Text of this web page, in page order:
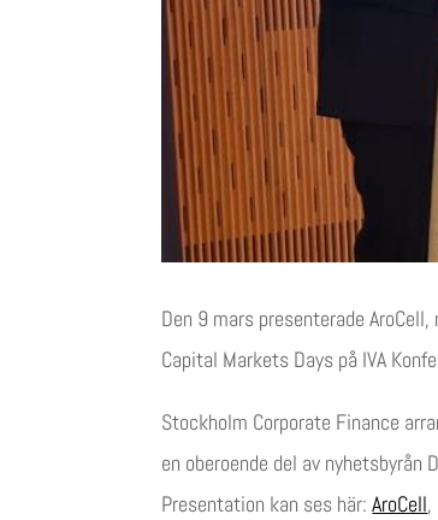
Den 9 mars presenterade
Capital Markets Days på IVA
Stockholm Corporate Finance
en oberoende del av nyhetsbyrån
Presentation kan ses här:AroCell,